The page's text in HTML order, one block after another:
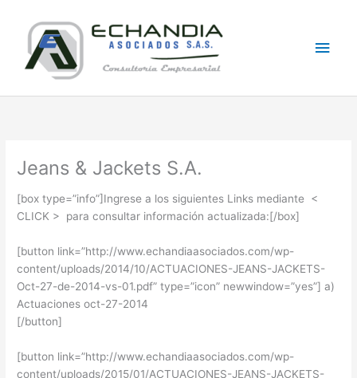
content
Jeans & Jackets S.A.
[box type=”info”]Ingrese a los siguientes Links mediante <
CLICK > para consultar información actualizada:[/box]
[button link=”http://www.echandiaasociados.com/wp-
content/uploads/2014/10/ACTUACIONES-JEANS-JACKETS-
Oct-27-de-2014-vs-01.pdf” type=”icon” newwindow=”yes”] a)
Actuaciones oct-27-2014
[/button]
[button link=”http://www.echandiaasociados.com/wp-
content/uploads/2015/01/ACTUACIONES-JEANS-JACKETS-